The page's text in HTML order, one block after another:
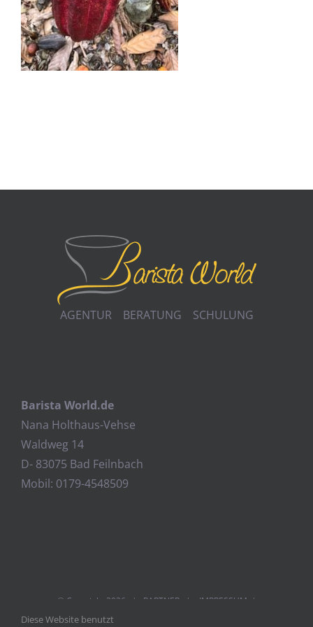
AGENTUR BERATUNG SCHULUNG
Barista World.de
Nana Holthaus-Vehse
Waldweg 14
D- 83075 Bad Feilnbach
Mobil: 0179-4548509
© Copyright 2026 | PARTNER| IMPRESSUM |
DATENSCHUTZ| POWERED BY
Diese Website benutzt